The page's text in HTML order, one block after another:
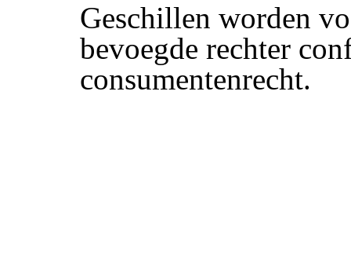
Geschillen worden
bevoegde rechter
consumentenrecht.